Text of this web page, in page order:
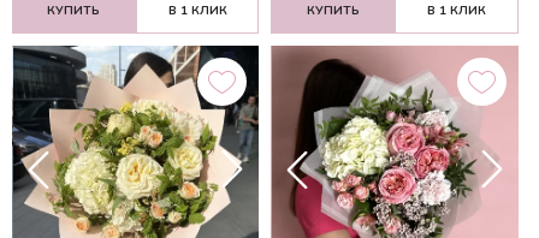
КУПИТЬ В 1 КЛИК КУПИТЬ В 1 КЛИК